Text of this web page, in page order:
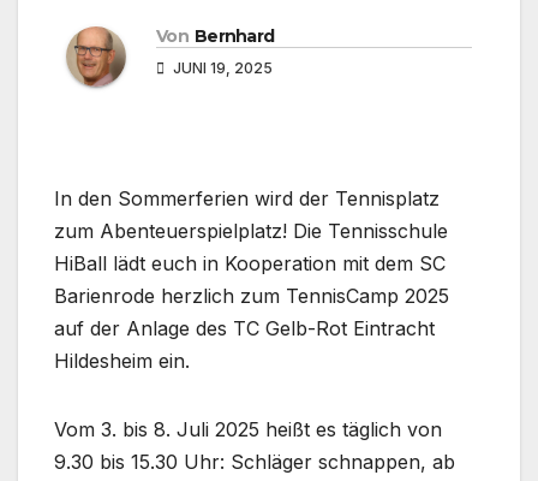
Von Bernhard
JUNI 19, 2025
In den Sommerferien wird der Tennisplatz
zum Abenteuerspielplatz! Die Tennisschule
HiBall lädt euch in Kooperation mit dem SC
Barienrode herzlich zum TennisCamp 2025
auf der Anlage des TC Gelb-Rot Eintracht
Hildesheim ein.
Vom 3. bis 8. Juli 2025 heißt es täglich von
9.30 bis 15.30 Uhr: Schläger schnappen, ab